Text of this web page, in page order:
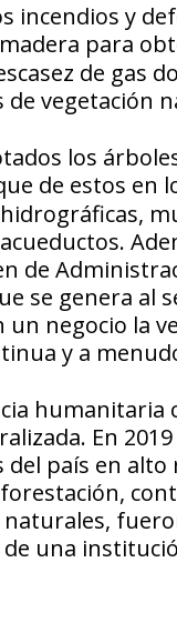
incendios y
para
de gas
de vegetación
los
de estos en
de
se genera al
un negocio la
y a
humanitaria
En
del país en
de una